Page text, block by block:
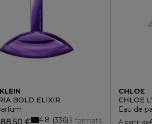
BOLD ELIXIR
88,50 € 3 formats
4.8 336
CHLOE
CHLOE
Eau de
À partir de